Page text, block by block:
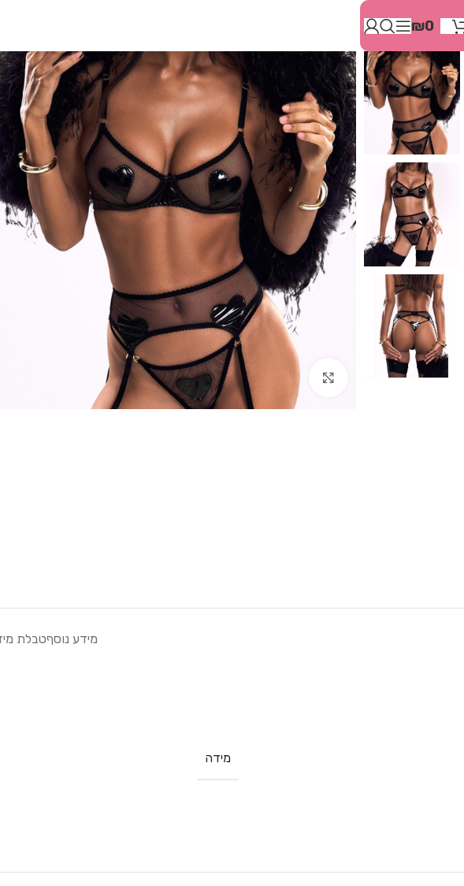
זֶה
מַעֲרֶכֶת
"המרכז
הישראלי
לְהַנְגָּשָׁת
אָתָרִים".
הַמְּסַיַּעַת
לִנְגִישׁוּת
הָאֲתָר.
לִפְתִיחַת
תַּפְרִיט
הֵנְּגִישׁוּת
ALT+0
₪0
Click to enlarge
מידע נוסףטבלת
מידה